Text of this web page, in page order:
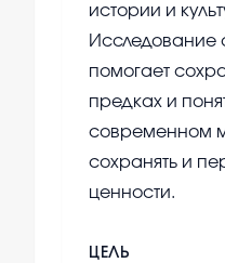
истории и
Исследование
помогает
предках и
современном
сохранять и
ценности.
ЦЕЛЬ